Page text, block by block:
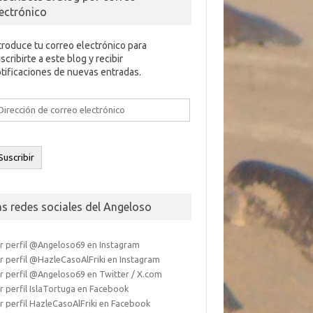
tu correo electrónico para
a este blog y recibir
de nuevas entradas.
redes sociales del Angeloso
perfil @Angeloso69 en Instagram
perfil @HazleCasoAlFriki en Instagram
perfil @Angeloso69 en Twitter / X.com
perfil IslaTortuga en Facebook
perfil HazleCasoAlFriki en Facebook